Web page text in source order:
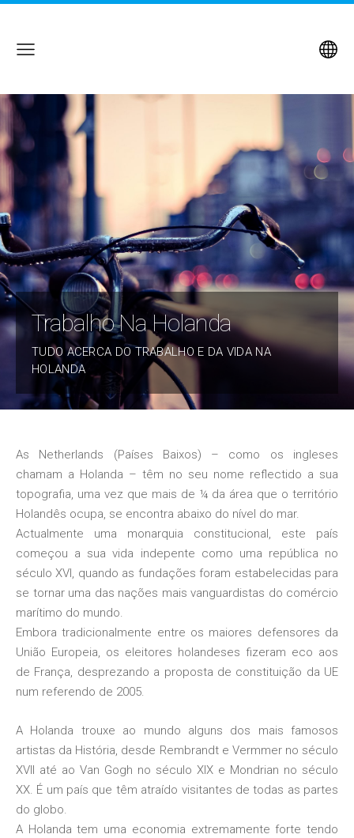
Trabalho Na Holanda
TUDO ACERCA DO TRABALHO E DA VIDA NA
HOLANDA
As Netherlands (Países Baixos) – como os ingleses
chamam a Holanda – têm no seu nome reflectido a sua
topografia, uma vez que mais de ¼ da área que o território
Holandês ocupa, se encontra abaixo do nível do mar.
Actualmente uma monarquia constitucional, este país
começou a sua vida indepente como uma república no
século XVI, quando as fundações foram estabelecidas para
se tornar uma das nações mais vanguardistas do comércio
marítimo do mundo.
Embora tradicionalmente entre os maiores defensores da
União Europeia, os eleitores holandeses fizeram eco aos
de França, desprezando a proposta de constituição da UE
num referendo de 2005.
A Holanda trouxe ao mundo alguns dos mais famosos
artistas da História, desde Rembrandt e Vermmer no século
XVII até ao Van Gogh no século XIX e Mondrian no século
XX. É um país que têm atraído visitantes de todas as partes
do globo.
A Holanda tem uma economia extremamente forte tendo